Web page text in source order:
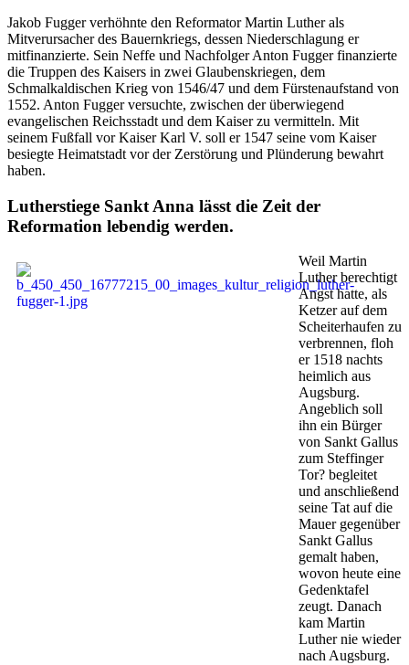
Jakob Fugger verhöhnte den Reformator Martin Luther als
Mitverursacher des Bauernkriegs, dessen Niederschlagung er
mitfinanzierte. Sein Neffe und Nachfolger Anton Fugger finanzierte
die Truppen des Kaisers in zwei Glaubenskriegen, dem
Schmalkaldischen Krieg von 1546/47 und dem Fürstenaufstand von
1552. Anton Fugger versuchte, zwischen der überwiegend
evangelischen Reichsstadt und dem Kaiser zu vermitteln. Mit
seinem Fußfall vor Kaiser Karl V. soll er 1547 seine vom Kaiser
besiegte Heimatstadt vor der Zerstörung und Plünderung bewahrt
haben.
Lutherstiege Sankt Anna lässt die Zeit der
Reformation lebendig werden.
Weil Martin
Luther berechtigt
Angst hatte, als
Ketzer auf dem
Scheiterhaufen zu
verbrennen, floh
er 1518 nachts
heimlich aus
Augsburg.
Angeblich soll
ihn ein Bürger
von Sankt Gallus
zum Steffinger
Tor? begleitet
und anschließend
seine Tat auf die
Mauer gegenüber
Sankt Gallus
gemalt haben,
wovon heute eine
Gedenktafel
zeugt. Danach
kam Martin
Luther nie wieder
nach Augsburg.